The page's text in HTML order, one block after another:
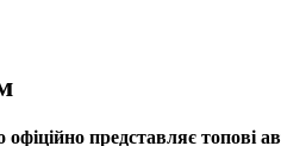
представляє топові